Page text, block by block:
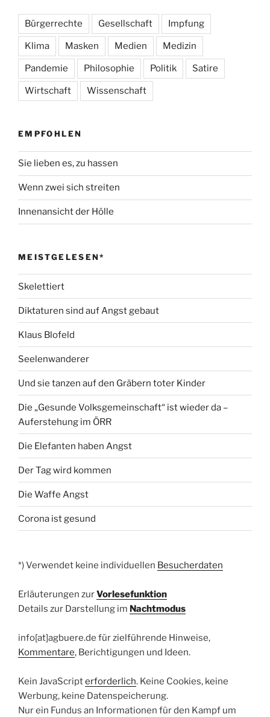
Bürgerrechte Gesellschaft Impfung
Klima Masken Medien Medizin
Pandemie Philosophie Politik Satire
Wirtschaft Wissenschaft
EMPFOHLEN
Sie lieben es, zu hassen
Wenn zwei sich streiten
Innenansicht der Hölle
MEISTGELESEN*
Skelettiert
Diktaturen sind auf Angst gebaut
Klaus Blofeld
Seelenwanderer
Und sie tanzen auf den Gräbern toter Kinder
Die „Gesunde Volksgemeinschaft“ ist wieder da –
Auferstehung im ÖRR
Die Elefanten haben Angst
Der Tag wird kommen
Die Waffe Angst
Corona ist gesund
*) Verwendet keine individuellen Besucherdaten
Erläuterungen zurVorlesefunktion
Details zur Darstellung im Nachtmodus
info[at]agbuere.de für zielführende Hinweise,
Kommentare, Berichtigungen und Ideen.
Kein JavaScripterforderlich. Keine Cookies, keine
Werbung, keine Datenspeicherung.
Nur ein Fundus an Informationen für den Kampf um